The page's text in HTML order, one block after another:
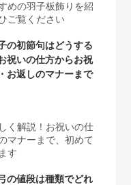
めの羽子板飾りを紹
ご覧ください
の初節句はどうする
祝いの仕方からお祝
お返しのマナーまで
く解説！お祝いの仕
マナーまで、初めて
す
の値段は種類でどれ